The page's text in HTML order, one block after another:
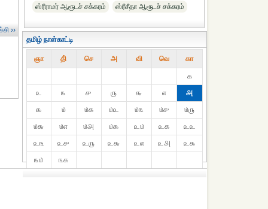
››
ஸ்ரீராமர் ஆரூடச் சக்கரம்
ஸ்ரீசீதா ஆரூடச் சக்கரம்
தமிழ் நாள்காட்டி
ஞா தி் செ அ வி வெ கா
௧
௨
௩ ௪ ௫ ௬ ௭
௮
௯
௰ ௰௧ ௰௨ ௰௩ ௰௪
௰௫
௰௬
௰௭ ௰௮ ௰௯ ௨௰ ௨௧
௨௨
௨௩
௨௪ ௨௫ ௨௬ ௨௭ ௨௮
௨௯
௩௰
௩௧